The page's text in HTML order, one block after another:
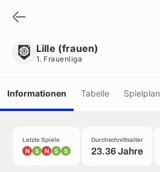
Lille (frauen)
1. Frauenliga
Informationen Tabelle Spielplan
Letzte Spiele
N S N S S
Durchschnittsalter
23.36 Jahre